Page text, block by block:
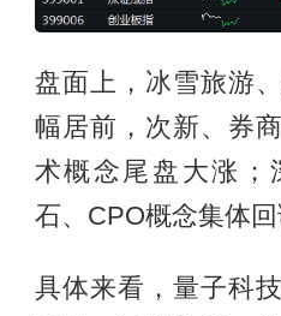
盘面上，冰雪旅游
幅居前，次新、券
术概念尾盘大涨；
石、CPO概念集体回
具体来看，量子科